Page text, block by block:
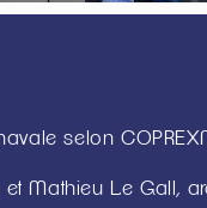
navale selon
et Mathieu Le Gall,